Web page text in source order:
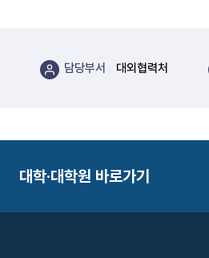
담당부서 대외협력처
대학·대학원 바로가기